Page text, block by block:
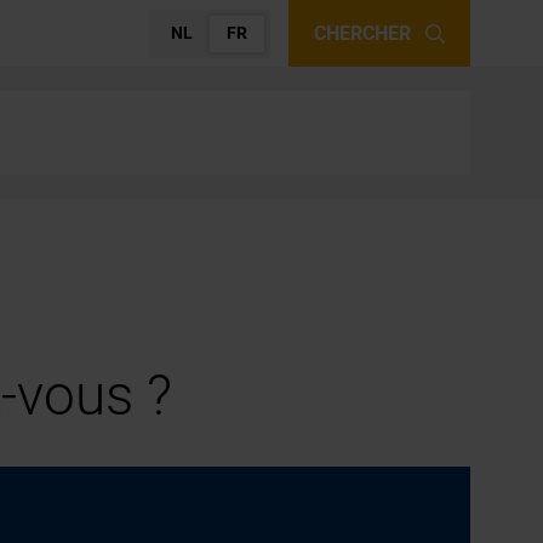
NL FR CHERCHER
?